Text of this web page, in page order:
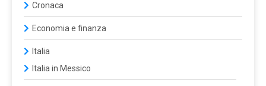
Cronaca
Economia e finanza
Italia
Italia in Messico